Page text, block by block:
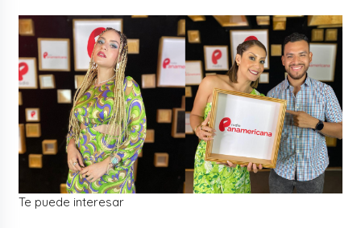
Te puede interesar